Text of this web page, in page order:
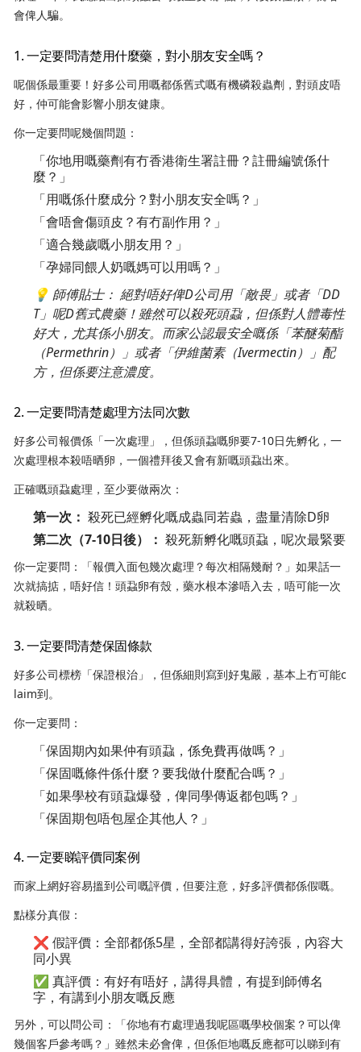
會俾人騙。
1. 一定要問清楚用什麼藥，對小朋友安全嗎？
呢個係最重要！好多公司用嘅都係舊式嘅有機磷殺蟲劑，對頭皮唔
好，仲可能會影響小朋友健康。
你一定要問呢幾個問題：
「你地用嘅藥劑有冇香港衛生署註冊？註冊編號係什
麼？」
「用嘅係什麼成分？對小朋友安全嗎？」
「會唔會傷頭皮？有冇副作用？」
「適合幾歲嘅小朋友用？」
「孕婦同餵人奶嘅媽可以用嗎？」
💡 師傅貼士： 絕對唔好俾D公司用「敵畏」或者「DD
T」呢D舊式農藥！雖然可以殺死頭蝨，但係對人體毒性
好大，尤其係小朋友。而家公認最安全嘅係「苯醚菊酯
（Permethrin）」或者「伊維菌素（Ivermectin）」配
方，但係要注意濃度。
2. 一定要問清楚處理方法同次數
好多公司報價係「一次處理」，但係頭蝨嘅卵要7-10日先孵化，一
次處理根本殺唔晒卵，一個禮拜後又會有新嘅頭蝨出來。
正確嘅頭蝨處理，至少要做兩次：
第一次： 殺死已經孵化嘅成蟲同若蟲，盡量清除D卵
第二次（7-10日後）： 殺死新孵化嘅頭蝨，呢次最緊要
你一定要問：「報價入面包幾次處理？每次相隔幾耐？」如果話一
次就搞掂，唔好信！頭蝨卵有殼，藥水根本滲唔入去，唔可能一次
就殺晒。
3. 一定要問清楚保固條款
好多公司標榜「保證根治」，但係細則寫到好鬼嚴，基本上冇可能c
laim到。
你一定要問：
「保固期內如果仲有頭蝨，係免費再做嗎？」
「保固嘅條件係什麼？要我做什麼配合嗎？」
「如果學校有頭蝨爆發，俾同學傳返都包嗎？」
「保固期包唔包屋企其他人？」
4. 一定要睇評價同案例
而家上網好容易搵到公司嘅評價，但要注意，好多評價都係假嘅。
點樣分真假：
❌ 假評價：全部都係5星，全部都講得好誇張，內容大
同小異
✅ 真評價：有好有唔好，講得具體，有提到師傅名
字，有講到小朋友嘅反應
另外，可以問公司：「你地有冇處理過我呢區嘅學校個案？可以俾
幾個客戶參考嗎？」雖然未必會俾，但係佢地嘅反應都可以睇到有